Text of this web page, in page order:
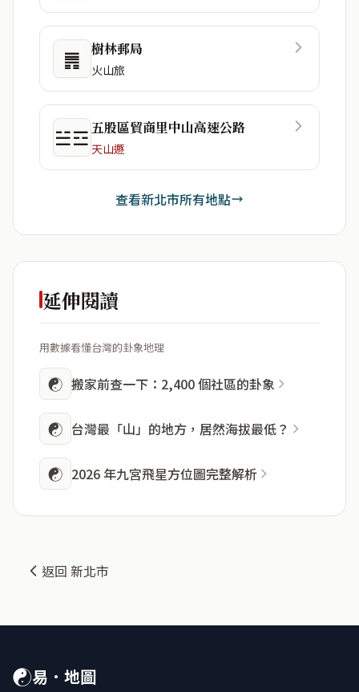
䷠ 樹林郵局
火山旅
☱☲ 五股區貿商里中山高速公路
天山遯
查看新北市所有地點
延伸閱讀
用數據看懂台灣的卦象地理
☯ 搬家前查一下：2,400 個社區的卦象
☯ 台灣最「山」的地方，居然海拔最低？
☯ 2026 年九宮飛星方位圖完整解析
返回 新北市
☯易．地圖